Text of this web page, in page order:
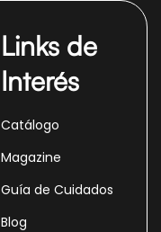
Links de
Interés
Catálogo
Magazine
Guía de Cuidados
Blog